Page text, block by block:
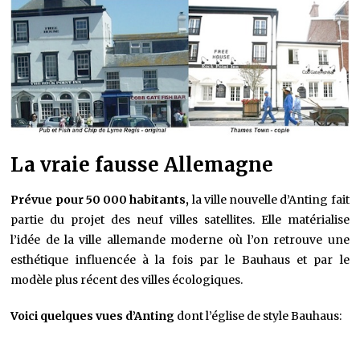
La vraie fausse Allemagne
Prévue pour 50 000 habitants,la ville nouvelle d’Anting fait
partie du projet des neuf villes satellites. Elle matérialise
l’idée de la ville allemande moderne où l’on retrouve une
esthétique influencée à la fois par le Bauhaus et par le
modèle plus récent des villes écologiques.
Voici quelques vues d’Anting dont l’église de style Bauhaus: